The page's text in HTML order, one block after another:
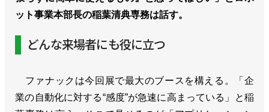
ット事業本部長の稲葉清典専務は話す。
どんな来場者にも役に立つ
ファナックは今回展で最大のブースを構える。「企
業の自動化に対する“感度”が急速に高まっている」と稲